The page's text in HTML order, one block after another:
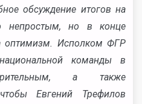
обсуждение итогов на
непростым, но в конце
оптимизм. Исполком ФГР
команды в
а также
Евгений Трефилов